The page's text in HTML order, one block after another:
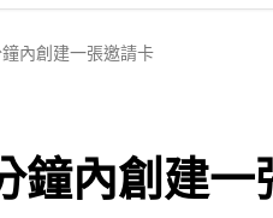
內創建一張邀請卡
鐘內創建一